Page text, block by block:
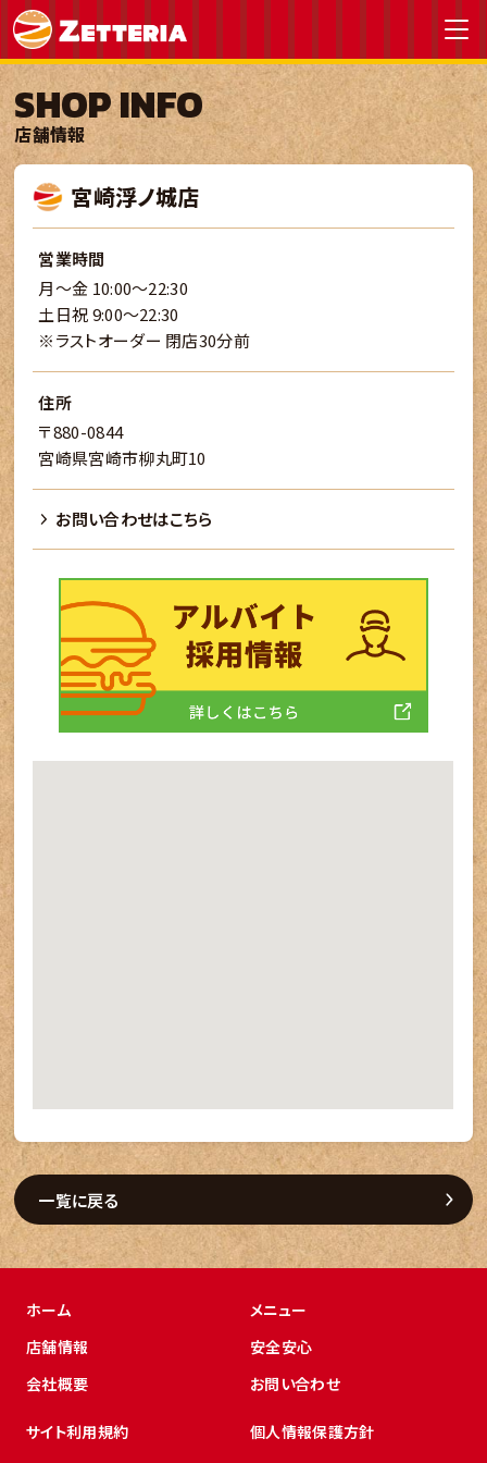
SHOP INFO
店舗情報
宮崎浮ノ城店
営業時間
月～金 10:00～22:30
土日祝 9:00～22:30
※ラストオーダー 閉店30分前
住所
〒880-0844
宮崎県宮崎市柳丸町10
お問い合わせはこちら
一覧に戻る
ホーム
メニュー
店舗情報
安全安心
会社概要
お問い合わせ
サイト利用規約 個人情報保護方針